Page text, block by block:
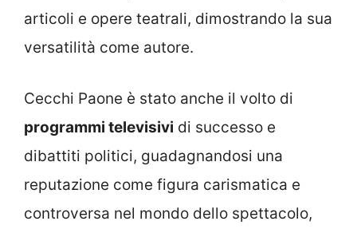
articoli e opere teatrali, dimostrando la sua
versatilità come autore.
Cecchi Paone è stato anche il volto di
programmi televisivi di successo e
dibattiti politici, guadagnandosi una
reputazione come figura carismatica e
controversa nel mondo dello spettacolo,